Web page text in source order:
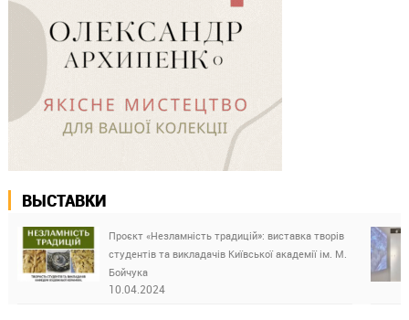
ВЫСТАВКИ
Проєкт «Незламність традицій»: виставка творів
студентів та викладачів Київської академії ім. М.
Бойчука
10.04.2024